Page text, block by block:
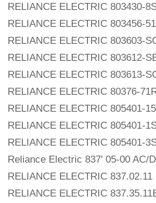
RELIANCE ELECTRIC 803430-
RELIANCE ELECTRIC 803456-
RELIANCE ELECTRIC 803603-
RELIANCE ELECTRIC 803612-
RELIANCE ELECTRIC 803613-
RELIANCE ELECTRIC 80376-
RELIANCE ELECTRIC 805401-
RELIANCE ELECTRIC 805401-
RELIANCE ELECTRIC 805401-
Reliance Electric 837' 05-00 AC/
RELIANCE ELECTRIC 837.02.11
RELIANCE ELECTRIC